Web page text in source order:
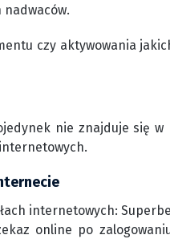
czy aktywowania
nie znajduje się w
internetowych:
online po